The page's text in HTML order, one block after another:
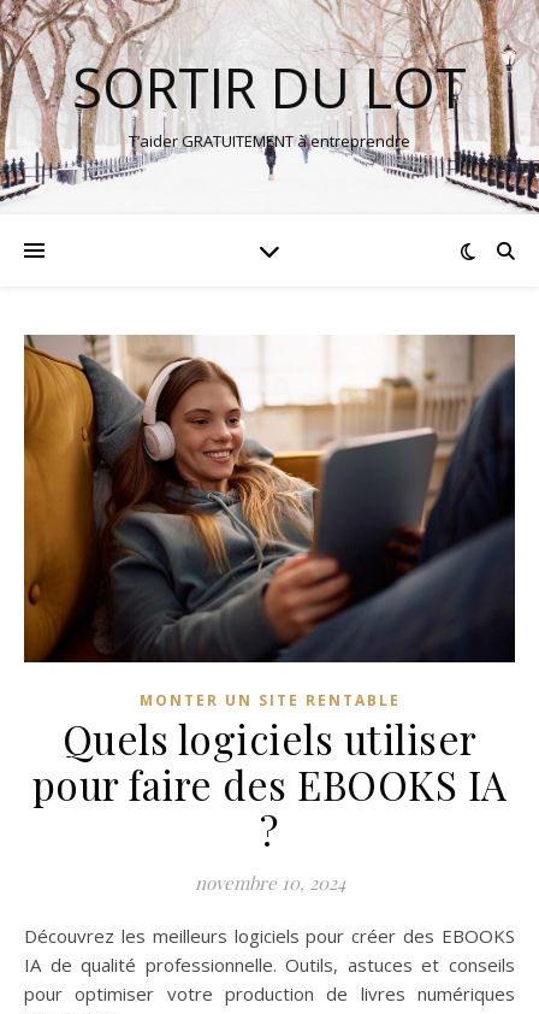
SORTIR DU LOT
T’aider GRATUITEMENT à entreprendre
MONTER UN SITE RENTABLE
Quels logiciels utiliser
pour faire des EBOOKS IA
?
novembre 10, 2024
Découvrez les meilleurs logiciels pour créer des EBOOKS
IA de qualité professionnelle. Outils, astuces et conseils
pour optimiser votre production de livres numériques